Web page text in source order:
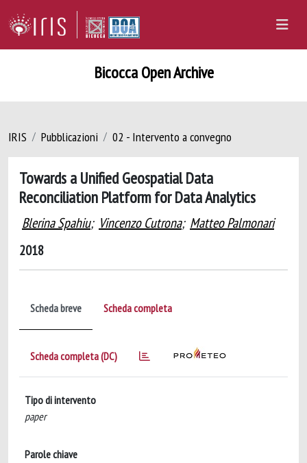
Bicocca Open Archive
IRIS Pubblicazioni 02 - Intervento a convegno
Towards a Unified Geospatial Data
Reconciliation Platform for Data Analytics
Blerina Spahiu; Vincenzo Cutrona; Matteo Palmonari
2018
Scheda breve Scheda completa
Scheda completa (DC)
Tipo di intervento
paper
Parole chiave